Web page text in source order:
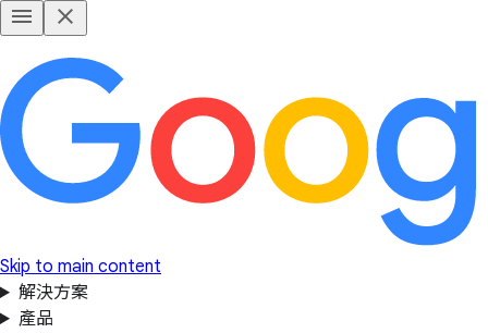
Skip to main content
解決方案
產品